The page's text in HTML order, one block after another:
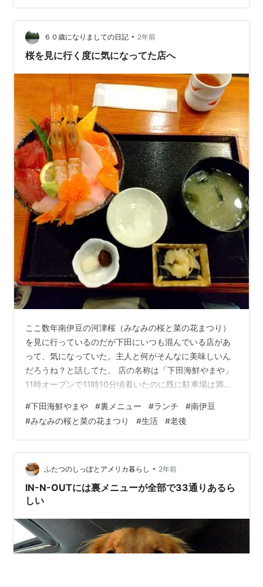
しです！ 目次 スタバの裏メニュー・無料カスタムとは？
【一覧表】2025年おすすめカスタム9選 SNSで人気
の"映えカスタム"3選【2025年流行中】 カスタムオーダ
ーQ&…
６０歳になりましての日記 • 2年前
桜を見に行く度に気になってた店へ
ここ数年南伊豆の河津桜（みなみの桜と菜の花まつり）
を見に行っているのだが下田にいつも混んでいる店があ
って、気になっていた。主人と何がそんなに美味しいん
だろうね？と話してた。 店の名称は「下田海鮮やまや」
11時オープンで11時10分頃着いたのに既に駐車場は満杯
され、ランチで良くない？と話したがランチメニューは
ない なので私は海鮮丼を注文大ぶりのエビが2本乗って
て食べ応えあった味噌汁は魚のあらで出汁を取ってあっ
て美味しい 主人は魚のフライと刺し身定食こちらもボリ
ュームある 食べ終わり空いた隣の席にシニアと思しき夫
婦が案内され「ランチ２つ」と注文し…
#下田海鮮やまや #裏メニュー #ランチ #南伊豆
#みなみの桜と菜の花まつり #生活 #老後
ふたつのしっぽとアメリカ暮らし • 2年前
IN-N-OUTには裏メニューが全部で33通りあるら
しい